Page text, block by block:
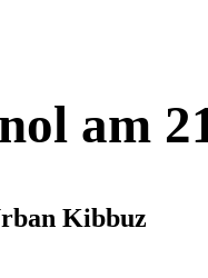
am
Kibbuz